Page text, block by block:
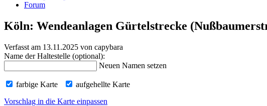
Forum
Köln: Wendeanlagen Gürtelstrecke
Verfasst am 13.11.2025 von capybara
Name der Haltestelle (optional):
Neuen Namen setzen
farbige Karte
aufgehellte Karte
Vorschlag in die Karte einpassen